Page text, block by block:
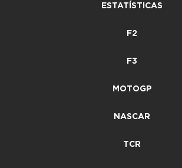
ESTATÍSTICAS
F2
F3
MOTOGP
NASCAR
TCR